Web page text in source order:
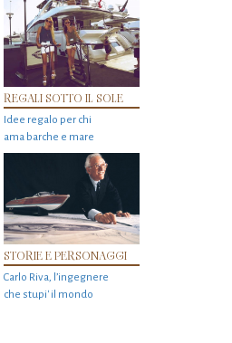
REGALI SOTTO IL SOLE
Idee regalo per chi
ama barche e mare
STORIE E PERSONAGGI
Carlo Riva, l’ingegnere
che stupi' il mondo